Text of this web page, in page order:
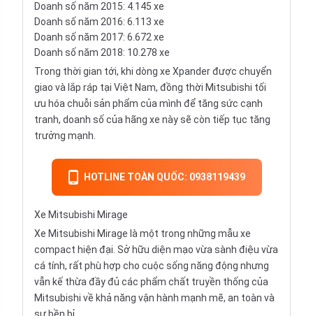
Doanh số năm 2015: 4.145 xe
Doanh số năm 2016: 6.113 xe
Doanh số năm 2017: 6.672 xe
Doanh số năm 2018: 10.278 xe
Trong thời gian tới, khi dòng xe Xpander được chuyển
giao và lắp ráp tại Việt Nam, đồng thời Mitsubishi tối
ưu hóa chuỗi sản phẩm của mình để tăng sức cạnh
tranh, doanh số của hãng xe này sẽ còn tiếp tục tăng
trưởng mạnh.
HOTLINE TOÀN QUỐC: 0938119439
Xe Mitsubishi Mirage
Xe Mitsubishi Mirage là một trong những mẫu xe
compact hiện đại. Sở hữu diện mạo vừa sành điệu vừa
cá tính, rất phù hợp cho cuộc sống năng động nhưng
vẫn kế thừa đầy đủ các phẩm chất truyền thống của
Mitsubishi về khả năng vận hành mạnh mẽ, an toàn và